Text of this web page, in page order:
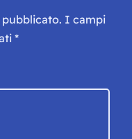
I campi
*